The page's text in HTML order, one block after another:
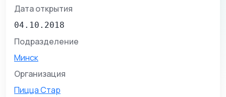
Дата открытия
04.10.2018
Подразделение
Минск
Организация
Пицца Стар